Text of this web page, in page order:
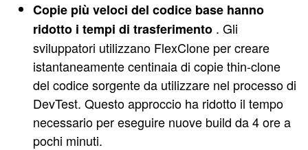
Copie più veloci del codice base hanno
ridotto i tempi di trasferimento . Gli
sviluppatori utilizzano FlexClone per creare
istantaneamente centinaia di copie thin-clone
del codice sorgente da utilizzare nel processo di
DevTest. Questo approccio ha ridotto il tempo
necessario per eseguire nuove build da 4 ore a
pochi minuti.